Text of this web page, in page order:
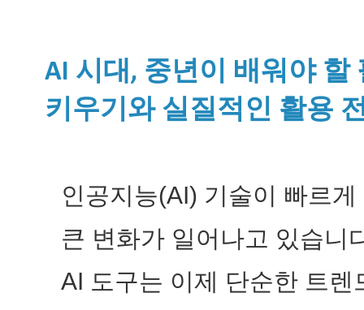
AI 시대, 중년이 배워야 할
키우기와 실질적인 활용
인공지능(AI) 기술이 빠르
큰 변화가 일어나고 있습니
AI 도구는 이제 단순한 트